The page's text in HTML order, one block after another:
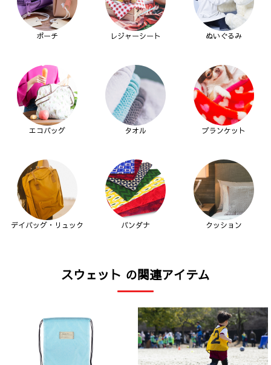
ポーチ レジャーシート ぬいぐるみ
エコバッグ タオル ブランケット
デイバッグ・リュック バンダナ クッション
スウェット の関連アイテム